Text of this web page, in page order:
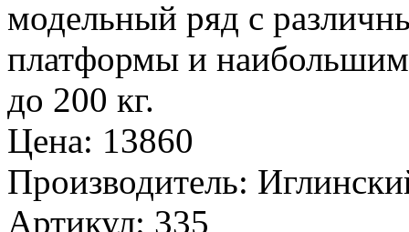
модельный ряд с
платформы и
до 200 кг.
Цена: 13860
Производитель:
Артикул: 335